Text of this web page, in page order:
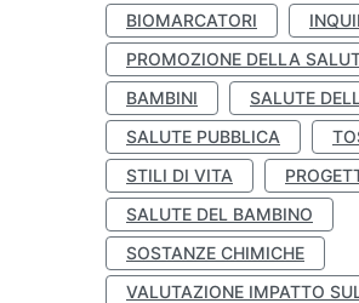
BIOMARCATORI
PROMOZIONE DELLA
BAMBINI
SALUTE
SALUTE PUBBLICA
STILI DI VITA
SALUTE DEL BAMBINO
SOSTANZE CHIMICHE
VALUTAZIONE IMPATTO